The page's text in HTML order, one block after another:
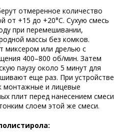
отмеренное количество
от +15 до +20°C. Сухую смесь
при перемешивании,
массы без комков.
миксером или дрелью с
400–800 об/мин. Затем
паузу около 5 минут для
еще раз. При устройстве
монтажные и лицевые
плит перед нанесением смеси
слоем этой же смеси.